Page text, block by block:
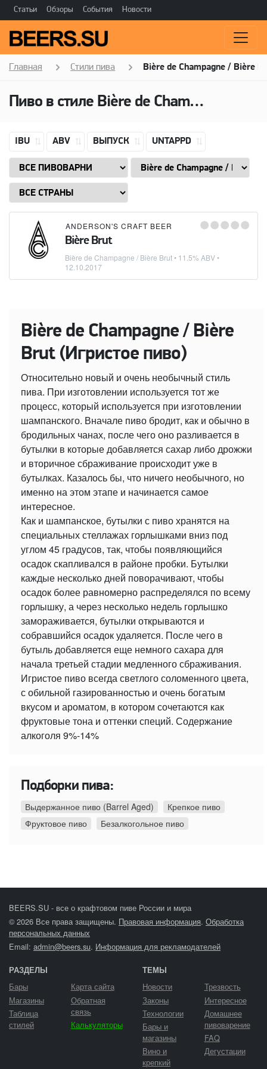
Статьи Обзоры События Новости
Главная Стили пива Bière de Champagne / Bière
Пиво в стиле Bière de Champagne / Bière Brut
IBU ABV ВЫПУСК UNTAPPD
ANDERSON'S CRAFT BEER
Bière Brut
Bière de Champagne / Bière Brut• 11.5% ABV •
12.10.2017
Bière de Champagne / Bière
Brut (Игристое пиво)
Относительно новый и очень необычный стиль
пива. При изготовлении используется тот же
процесс, который используется при изготовлении
шампанского. Вначале пиво бродит, как и обычно в
бродильных чанах, после чего оно разливается в
бутылки в которые добавляется сахар либо дрожжи
и вторичное сбраживание происходит уже в
бутылках. Казалось бы, что ничего необычного, но
именно на этом этапе и начинается самое
интересное.
Как и шампанское, бутылки с пиво хранятся на
специальных стеллажах горлышками вниз под
углом 45 градусов, так, чтобы появляющийся
осадок скапливался в районе пробки. Бутылки
каждые несколько дней поворачивают, чтобы
осадок более равномерно распределялся по всему
горлышку, а через несколько недель горлышко
замораживается, бутылки открываются и
собравшийся осадок удаляется. После чего в
бутыль добавляется еще немного сахара для
начала третьей стадии медленного сбраживания.
Игристое пиво всегда светлого соломенного цвета,
с обильной газированностью и очень богатым
вкусом и ароматом, в котором сочетаются как
фруктовые тона и оттенки специй. Содержание
алкоголя 9%-14%
Подборки пива:
Выдержанное пиво (Barrel Aged)
Крепкое пиво
Фруктовое пиво
Безалкогольное пиво
BEERS.SU - все о крафтовом пиве России и мира
© 2026 Все права защищены. Правовая информация. Обработка
персональных данных
Email: admin@beers.su. Информация для рекламодателей
РАЗДЕЛЫ
Бары
Магазины
Таблица
стилей
Карта сайта
Обратная
связь
Калькуляторы
ТЕМЫ
Новости
Законы
Технологии
Бары и
магазины
Вино и
крепкий
Трезвость
Интересное
Домашнее
пивоварение
FAQ
Дегустации